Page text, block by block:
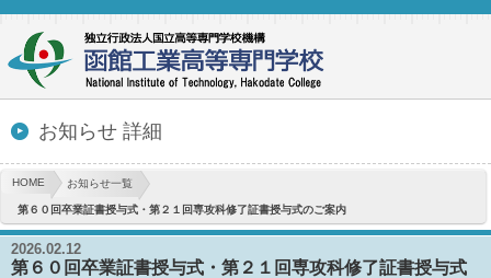
お知らせ 詳細
HOME お知らせ一覧
第６０回卒業証書授与式・第２１回専攻科修了証書授与式のご案内
2026.02.12
第６０回卒業証書授与式・第２１回専攻科修了証書授与式